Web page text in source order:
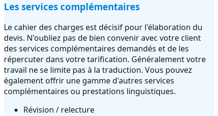
Les services complémentaires
Le cahier des charges est décisif pour l'élaboration du
devis. N'oubliez pas de bien convenir avec votre client
des services complémentaires demandés et de les
répercuter dans votre tarification. Généralement votre
travail ne se limite pas à la traduction. Vous pouvez
également offrir une gamme d'autres services
complémentaires ou prestations linguistiques.
Révision / relecture